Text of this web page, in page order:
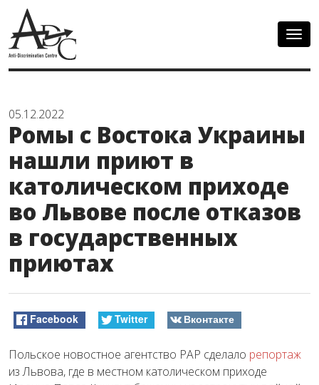
05.12.2022
Ромы с Востока Украины
нашли приют в
католическом приходе
во Львове после отказов
в государственных
приютах
Facebook Twitter Вконтакте
Польское новостное агентство PAP сделало репортаж
из Львова, где в местном католическом приходе